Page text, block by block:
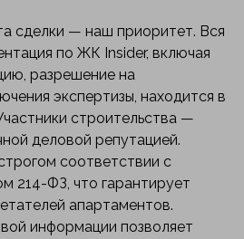
сделки — наш приоритет. Вся
по ЖК Insider, включая
разрешение на
экспертизы, находится в
строительства —
деловой репутацией.
соответствии с
214-ФЗ, что гарантирует
апартаментов.
информации позволяет